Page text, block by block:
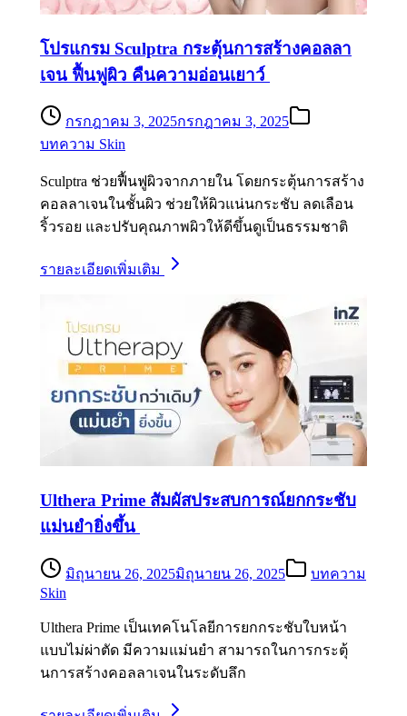
โปรแกรม Sculptra กระตุ้นการสร้างคอลลา
เจน ฟื้นฟูผิว คืนความอ่อนเยาว์
กรกฎาคม 3, 2025กรกฎาคม 3, 2025
บทความ Skin
Sculptra ช่วยฟื้นฟูผิวจากภายใน โดยกระตุ้นการสร้าง
คอลลาเจนในชั้นผิว ช่วยให้ผิวแน่นกระชับ ลดเลือน
ริ้วรอย และปรับคุณภาพผิวให้ดีขึ้นดูเป็นธรรมชาติ
รายละเอียดเพิ่มเติม
Ulthera Prime สัมผัสประสบการณ์ยกกระชับ
แม่นยำยิ่งขึ้น
มิถุนายน 26, 2025มิถุนายน 26, 2025
บทความ
Skin
Ulthera Prime เป็นเทคโนโลยีการยกกระชับใบหน้า
แบบไม่ผ่าตัด มีความแม่นยำ สามารถในการกระตุ้
นการสร้างคอลลาเจนในระดับลึก